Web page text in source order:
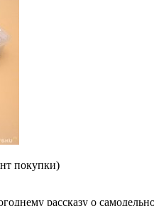
покупки)
рассказу о